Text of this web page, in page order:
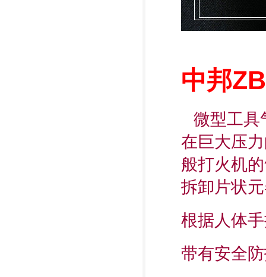
中邦
微型工具
在巨大压
般打火机
拆卸片状
根据人体
带有安全